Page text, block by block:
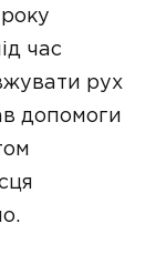
час
рух
допомоги